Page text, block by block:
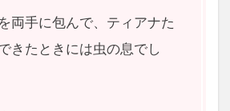
両手に包んで、ティアナた
きたときには虫の息でし